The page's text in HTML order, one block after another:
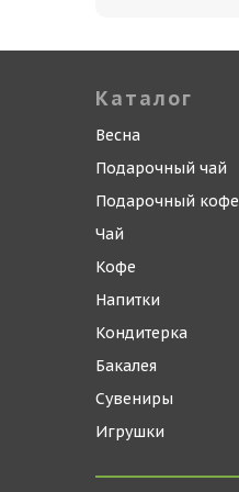
Каталог
Весна
Подарочный чай
Подарочный кофе
Чай
Кофе
Напитки
Кондитерка
Бакалея
Сувениры
Игрушки